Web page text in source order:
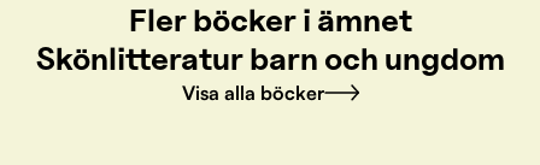
Fler böcker i ämnet
Skönlitteratur barn och ungdom
Visa alla böcker